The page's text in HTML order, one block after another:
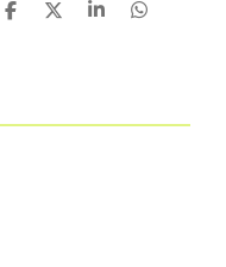
D
D
S
D